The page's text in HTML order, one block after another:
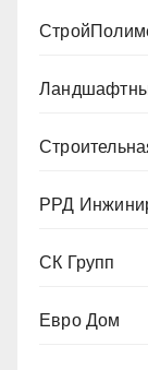
РРД
СК Групп
Евро Дом